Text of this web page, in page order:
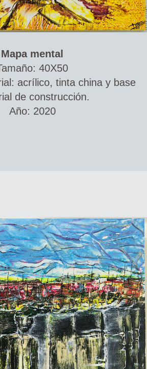
Mapa mental
40X50
acrílico, tinta china y base
de construcción.
Año: 2020